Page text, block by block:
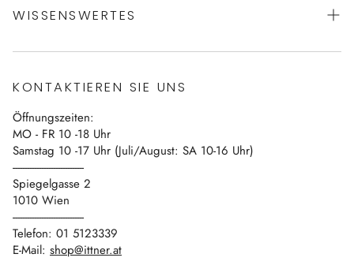
Datenschutz
Impressum
Vertrag widerrufen
WISSENSWERTES
Blog
Kontakt
KONTAKTIEREN SIE UNS
Öffnungszeiten:
MO - FR 10 -18 Uhr
Samstag 10 -17 Uhr (Juli/August: SA 10-16 Uhr)
------------------------------
Spiegelgasse 2
1010 Wien
------------------------------
Telefon: 01 5123339
E-Mail: shop@ittner.at